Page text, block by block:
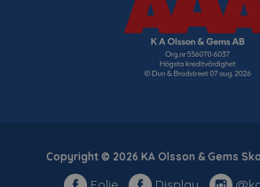
Copyright © 2026 KA Olsson & Gems